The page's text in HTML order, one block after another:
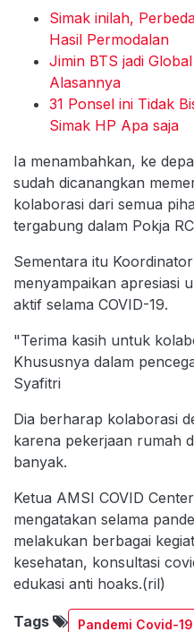
Simak inilah,
Hasil Permodalan
Jimin BTS jadi
Alasannya
31 Ponsel ini Tidak
Simak HP Apa saja
Ia menambahkan, ke
sudah dicanangkan
kolaborasi dari semua
tergabung dalam Pokja
Sementara itu
menyampaikan apresiasi
aktif selama COVID-19.
"Terima kasih untuk
Khususnya dalam
Syafitri
Dia berharap kolaborasi
karena pekerjaan rumah
banyak.
Ketua AMSI COVID
mengatakan selama
melakukan berbagai
kesehatan, konsultasi
edukasi anti hoaks.(ril)
Tags Pandemi Covid-19